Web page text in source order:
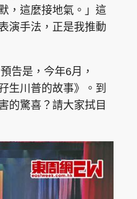
，這麼接地氣。」這
演手法，正是我推動
告是，今年6月，
生川普的故事》。到
的驚喜？請大家拭目